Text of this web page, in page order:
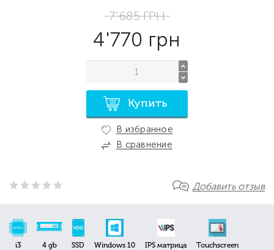
Добавить отзыв
i3 4 gb SSD Windows 10 IPS матрица Touchscreen
7'685 ГРН
4'770 грн
Купить
В избранное
В сравнение